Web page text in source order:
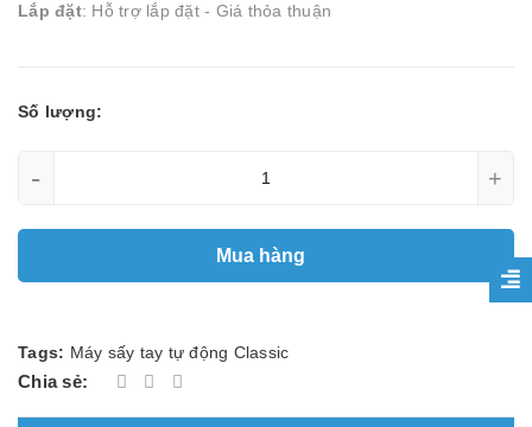
Lắp đặt: Hỗ trợ lắp đặt - Giá thỏa thuận
Số lượng:
- +
Mua hàng
Tags: Máy sấy tay tự động Classic
Chia sẻ: